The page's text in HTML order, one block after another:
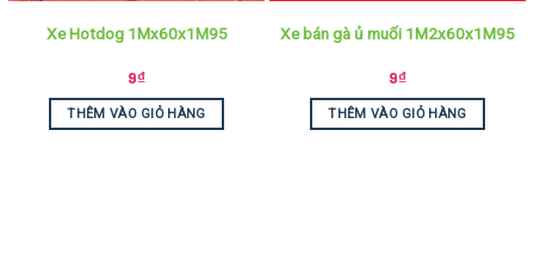
Xe Hotdog 1Mx60x1M95
9₫
THÊM VÀO GIỎ HÀNG
Xe bán gà ủ muối 1M2x60x1M95
9₫
THÊM VÀO GIỎ HÀNG